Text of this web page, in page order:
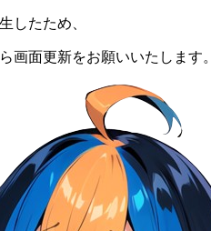
したため、
画面更新をお願いいたします。